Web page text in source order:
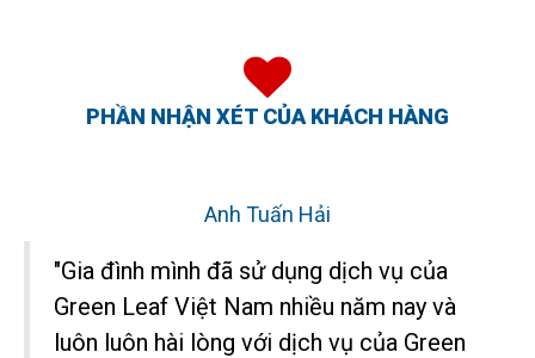
PHẦN NHẬN XÉT CỦA KHÁCH HÀNG
Anh Tuấn Hải
"Gia đình mình đã sử dụng dịch vụ của
Green Leaf Việt Nam nhiều năm nay và
luôn luôn hài lòng với dịch vụ của Green